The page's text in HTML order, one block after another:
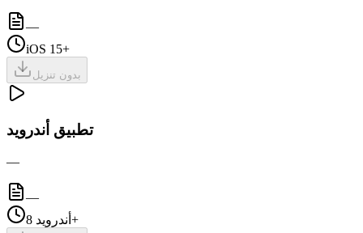
—
iOS 15+
بدون تنزيل
تطبيق أندرويد
—
—
أندرويد 8+